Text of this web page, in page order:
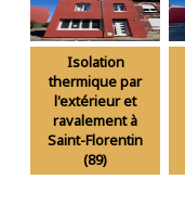
Isolation
thermique par
l'extérieur et
ravalement à
Saint-Florentin
(89)